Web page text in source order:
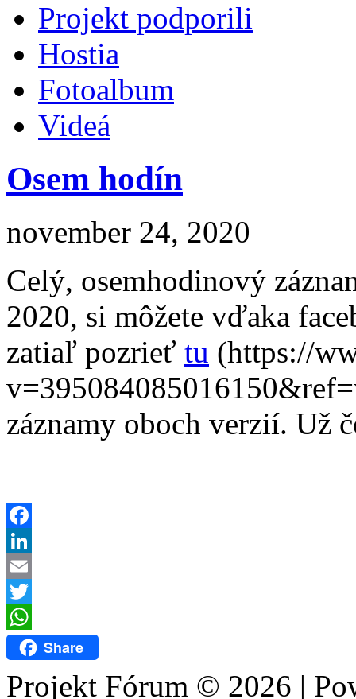
Projekt podporili
Hostia
Fotoalbum
Videá
Osem hodín
november 24, 2020
Celý, osemhodinový
2020, si môžete vďaka
zatiaľ pozrieť tu (https://
záznamy oboch verzií. Už
Facebook
LinkedIn
Email
Twitter
WhatsAppShare
Projekt Fórum © 2026 |